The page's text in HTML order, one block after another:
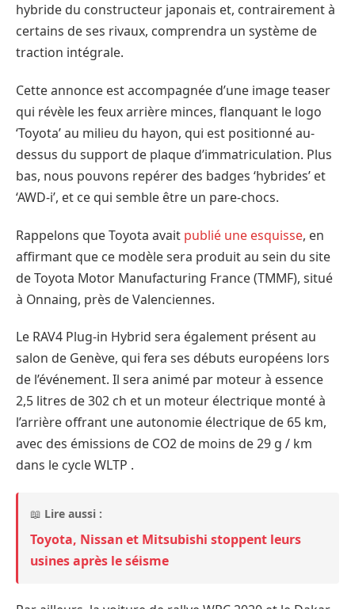
hybride du constructeur japonais et, contrairement à
certains de ses rivaux, comprendra un système de
traction intégrale.
Cette annonce est accompagnée d’une image teaser
qui révèle les feux arrière minces, flanquant le logo
‘Toyota’ au milieu du hayon, qui est positionné au-
dessus du support de plaque d’immatriculation. Plus
bas, nous pouvons repérer des badges ‘hybrides’ et
‘AWD-i’, et ce qui semble être un pare-chocs.
Rappelons que Toyota avait publié une esquisse, en
affirmant que ce modèle sera produit au sein du site
de Toyota Motor Manufacturing France (TMMF), situé
à Onnaing, près de Valenciennes.
Le RAV4 Plug-in Hybrid sera également présent au
salon de Genève, qui fera ses débuts européens lors
de l’événement. Il sera animé par moteur à essence
2,5 litres de 302 ch et un moteur électrique monté à
l’arrière offrant une autonomie électrique de 65 km,
avec des émissions de CO2 de moins de 29 g / km
dans le cycle WLTP .
📖 Lire aussi :
Toyota, Nissan et Mitsubishi stoppent leurs
usines après le séisme